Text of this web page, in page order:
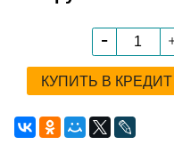
КУПИТЬ В КРЕДИТ